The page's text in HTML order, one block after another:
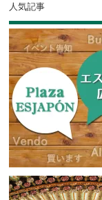
人気記事